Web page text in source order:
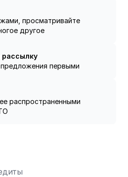
просматривайте
другое
первыми
распространенными